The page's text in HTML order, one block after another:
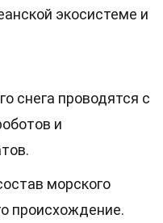
экосистеме и
снега проводятся с
и
морского
происхождение.